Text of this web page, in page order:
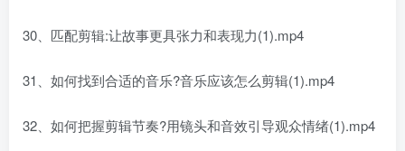
30、匹配剪辑:让故事更具张力和表现力(1).mp4
31、如何找到合适的音乐?音乐应该怎么剪辑(1).mp4
32、如何把握剪辑节奏?用镜头和音效引导观众情绪(1).mp4